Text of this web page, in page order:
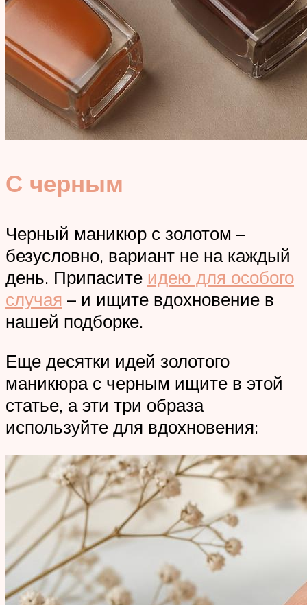
С черным
Черный маникюр с золотом –
безусловно, вариант не на каждый
день. Припасите идею для особого
случая – и ищите вдохновение в
нашей подборке.
Еще десятки идей золотого
маникюра с черным ищите в этой
статье, а эти три образа
используйте для вдохновения: